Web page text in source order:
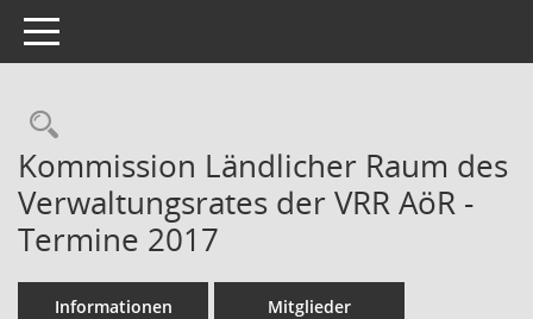
Toggle navigation
Rechercheauswahl
Kommission Ländlicher Raum des
Verwaltungsrates der VRR AöR -
Termine 2017
Informationen Mitglieder